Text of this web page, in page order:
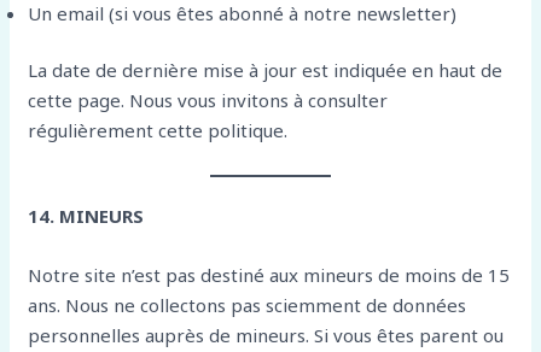
Un email (si vous êtes abonné à notre newsletter)
La date de dernière mise à jour est indiquée en haut de
cette page. Nous vous invitons à consulter
régulièrement cette politique.
14. MINEURS
Notre site n’est pas destiné aux mineurs de moins de 15
ans. Nous ne collectons pas sciemment de données
personnelles auprès de mineurs. Si vous êtes parent ou